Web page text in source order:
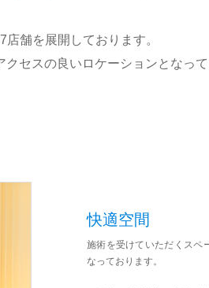
店舗を展開しております。
セスの良いロケーションとなって
快適空間
施術を受けていただくスペ
なっております。